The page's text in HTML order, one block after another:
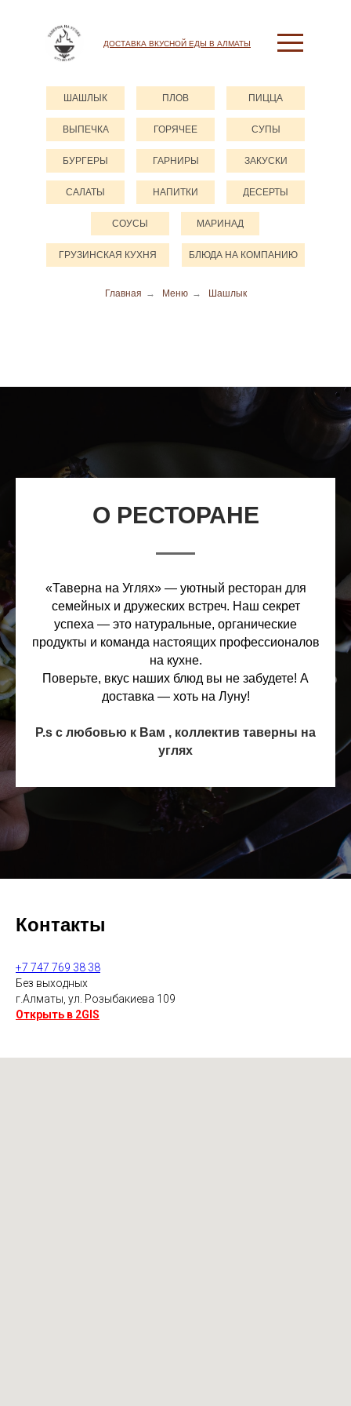
ДОСТАВКА ВКУСНОЙ ЕДЫ В АЛМАТЫ
ШАШЛЫК ПЛОВ ПИЦЦА
ВЫПЕЧКА ГОРЯЧЕЕ СУПЫ
БУРГЕРЫ
САЛАТЫ НАПИТКИ ДЕСЕРТЫ
СОУСЫ МАРИНАД
ГАРНИРЫ ЗАКУСКИ
ГРУЗИНСКАЯ КУХНЯ БЛЮДА НА КОМПАНИЮ
Главная → Меню → Шашлык
О РЕСТОРАНЕ
«Таверна на Углях» — уютный ресторан для
семейных и дружеских встреч. Наш секрет
успеха — это натуральные, органические
продукты и команда настоящих профессионалов
на кухне.
Поверьте, вкус наших блюд вы не забудете! А
доставка — хоть на Луну!
P.s с любовью к Вам , коллектив таверны на
углях
Контакты
+7 747 769 38 38
Без выходных
г.Алматы, ул. Розыбакиева 109
Открыть в 2GIS